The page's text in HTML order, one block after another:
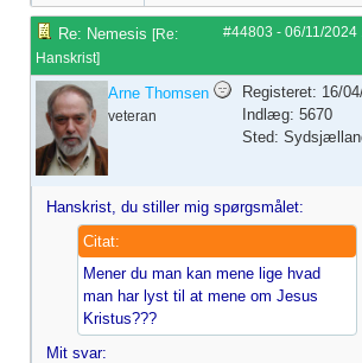
#44803 - 06/11/2024
Re: Nemesis [Re:
Hanskrist]
Arne Thomsen
veteran
Registeret: 16/
Indlæg: 5670
Sted:
Hanskrist, du stiller mig spørgsmålet:
Citat:
Mener du man kan mene lige hvad
man har lyst til at mene om Jesus
Kristus???
Mit svar: